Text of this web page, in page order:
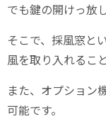
でも鍵の開けっ放
そこで、採風窓と
風を取り入れるこ
また、オプション
可能です。